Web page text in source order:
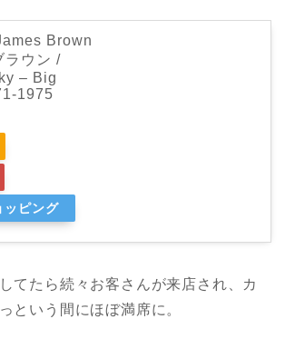
Brown
ラウン /
– Big
1975
ピング
てたら続々お客さんが来店され、カ
という間にほぼ満席に。